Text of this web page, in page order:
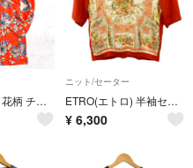
ETRO エトロ 花柄 チュニック ブラウス Vネック 46 大きいサイズ 伸縮
ニット/セーター
ETRO(エトロ) 半袖セーター サイズ42 M レディース - オレンジ×アイボリー×マルチ シルク/花柄/異素材切替
¥ 6,300